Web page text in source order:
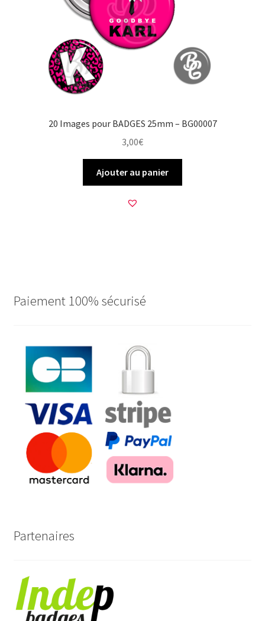
20 Images pour BADGES 25mm – BG00007
3,00€
Ajouter au panier
Paiement 100% sécurisé
Partenaires